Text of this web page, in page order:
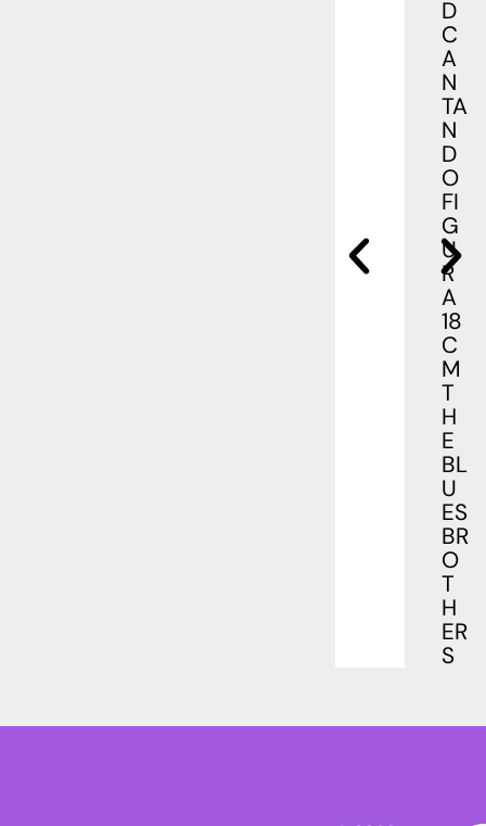
D
C
A
N
TA
N
D
O
FI
G
U
R
A
18
C
M
T
H
E
BL
U
ES
BR
O
T
H
ER
S